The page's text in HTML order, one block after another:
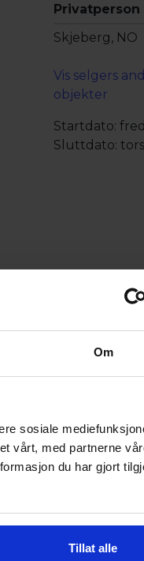
Om
sosiale
vårt, med partnerne
du har gjort
Tillat alle
Privatperson
Skjeberg, NO
Vis selgers
objekter
Startdato:
Sluttdato: